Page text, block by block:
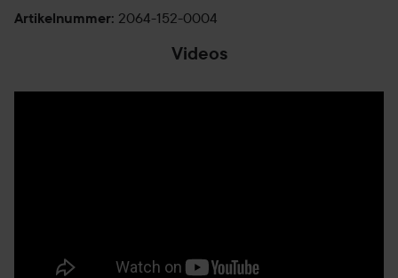
övergångar, du får bara en fräsch och naturlig lyster. Precis
Artikelnummer: 2064-152-0004
Videos